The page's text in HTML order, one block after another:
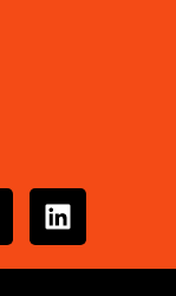
L
i